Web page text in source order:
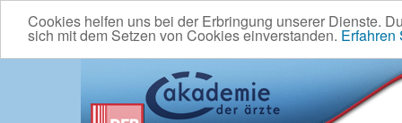
Cookies helfen uns bei der Erbringung unserer Dienste.
sich mit dem Setzen von Cookies einverstanden. Erfahren